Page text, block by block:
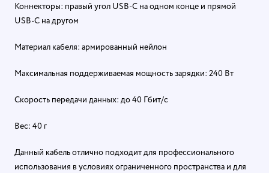
Коннекторы: правый угол USB-C на одном конце и прямой
USB-C на другом
Материал кабеля: армированный нейлон
Максимальная поддерживаемая мощность зарядки: 240 Вт
Скорость передачи данных: до 40 Гбит/с
Вес: 40 г
Данный кабель отлично подходит для профессионального
использования в условиях ограниченного пространства и для